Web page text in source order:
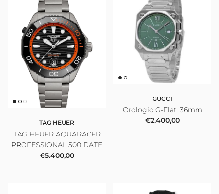
TAG HEUER
TAG HEUER AQUARACER
PROFESSIONAL 500 DATE
Prezzo normale
€5.400,00
GUCCI
Orologio G-Flat, 36mm
Prezzo normale
€2.400,00